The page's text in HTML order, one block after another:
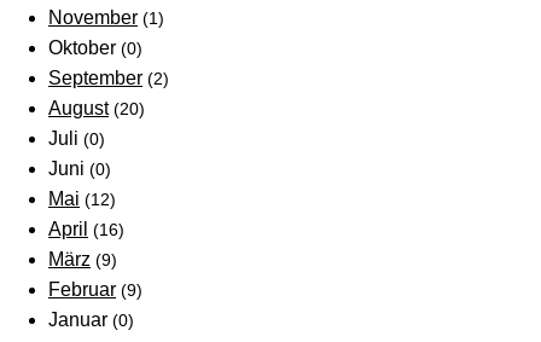
November (1)
Oktober (0)
September (2)
August (20)
Juli (0)
Juni (0)
Mai (12)
April (16)
März (9)
Februar (9)
Januar (0)